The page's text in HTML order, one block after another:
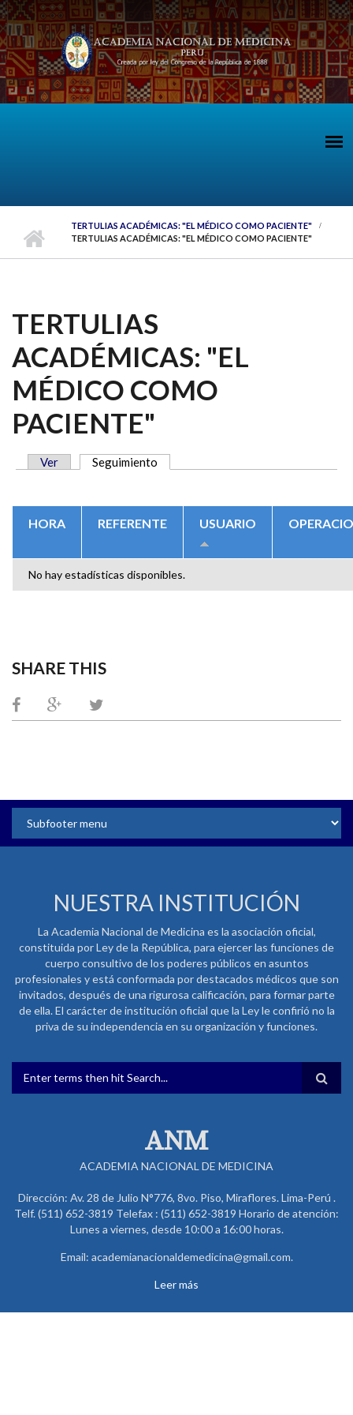
Pasar al contenido principal
TERTULIAS ACADÉMICAS: "EL MÉDICO COMO PACIENTE"
TERTULIAS ACADÉMICAS: "EL MÉDICO COMO PACIENTE"
TERTULIAS
ACADÉMICAS: "EL
MÉDICO COMO
PACIENTE"
Ver Seguimiento
HORA REFERENTE USUARIO
No hay estadísticas disponibles.
SHARE THIS
NUESTRA INSTITUCIÓN
La Academia Nacional de Medicina es la asociación oficial,
constituida por Ley de la República, para ejercer las funciones de
cuerpo consultivo de los poderes públicos en asuntos
profesionales y está conformada por destacados médicos que son
invitados, después de una rigurosa calificación, para formar parte
de ella. El carácter de institución oficial que la Ley le confirió no la
priva de su independencia en su organización y funciones.
FORMULARIO DE BÚSQUEDA
ANM
ACADEMIA NACIONAL DE MEDICINA
Dirección: Av. 28 de Julio N°776, 8vo. Piso, Miraflores. Lima-Perú .
Telf. (511) 652-3819 Telefax : (511) 652-3819 Horario de atención:
Lunes a viernes, desde 10:00 a 16:00 horas.
Email: academianacionaldemedicina@gmail.com.
Leer más